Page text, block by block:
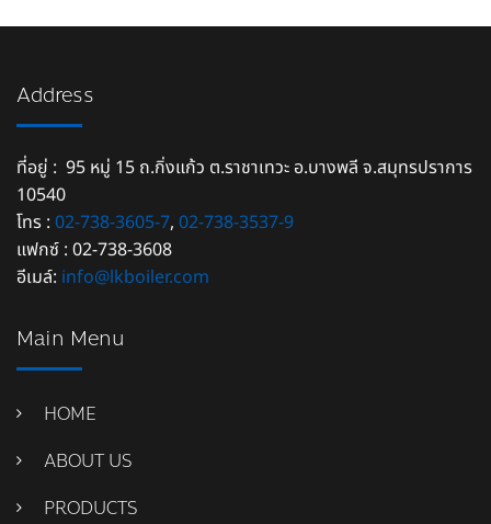
Address
ที่อยู่ : 95 หมู่ 15 ถ.กิ่งแก้ว ต.ราชาเทวะ อ.บางพลี จ.สมุทรปราการ
10540
โทร : 02-738-3605-7, 02-738-3537-9
แฟกซ์ : 02-738-3608
อีเมล์: info@lkboiler.com
Main Menu
HOME
ABOUT US
PRODUCTS